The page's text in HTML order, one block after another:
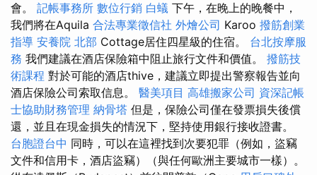
會。 記帳事務所 數位行銷 白蟻 下午，在晚上的晚餐中，
我們將在Aquila 合法專業徵信社 外燴公司 Karoo 撥筋創業
指導 安養院 北部 Cottage居住四星級的住宿。 台北按摩服
務 我們建議在酒店保險箱中阻止旅行文件和價值。 撥筋技
術課程 對於可能的酒店thive，建議立即提出警察報告並向
酒店保險公司索取信息。 醫美項目 高雄搬家公司 資深記帳
士協助財務管理 納骨塔 但是，保險公司僅在發票損失後償
還，並且在現金損失的情況下，堅持使用銀行接收證書。
台胞證台中 同時，可以在這裡找到次要犯罪（例如，盜竊
文件和信用卡，酒店盜竊）（與任何歐洲主要城市一樣）。